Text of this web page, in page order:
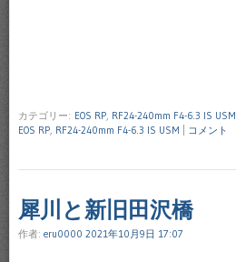
カテゴリー: EOS RP, RF24-240mm F4-6.3 IS USM
EOS RP, RF24-240mm F4-6.3 IS USM コメント
犀川と新旧田沢橋
作者: eru0000 2021年10月9日 17:07